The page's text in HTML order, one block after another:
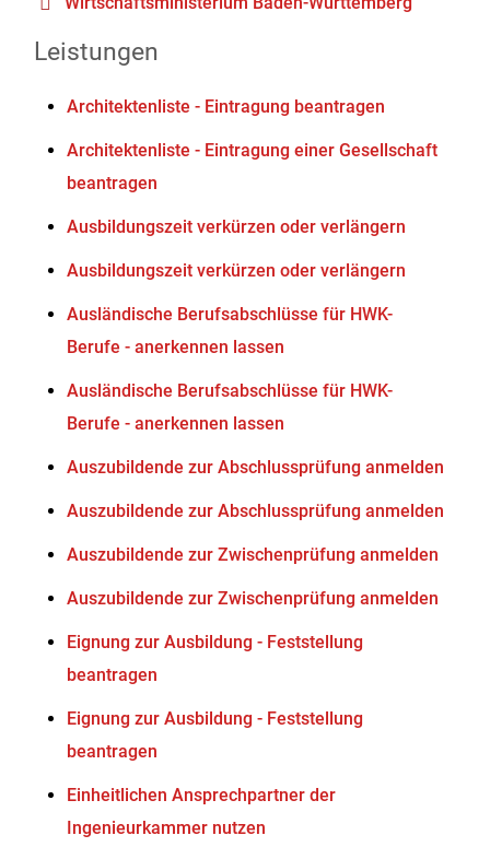
Leistungen
Architektenliste - Eintragung beantragen
Architektenliste - Eintragung einer Gesellschaft
beantragen
Ausbildungszeit verkürzen oder verlängern
Ausbildungszeit verkürzen oder verlängern
Ausländische Berufsabschlüsse für HWK-
Berufe - anerkennen lassen
Ausländische Berufsabschlüsse für HWK-
Berufe - anerkennen lassen
Auszubildende zur Abschlussprüfung anmelden
Auszubildende zur Abschlussprüfung anmelden
Auszubildende zur Zwischenprüfung anmelden
Auszubildende zur Zwischenprüfung anmelden
Eignung zur Ausbildung - Feststellung
beantragen
Eignung zur Ausbildung - Feststellung
beantragen
Einheitlichen Ansprechpartner der
Ingenieurkammer nutzen